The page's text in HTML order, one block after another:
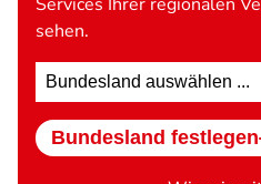
sehen.
Standort
wählen
Bundesland festlegen